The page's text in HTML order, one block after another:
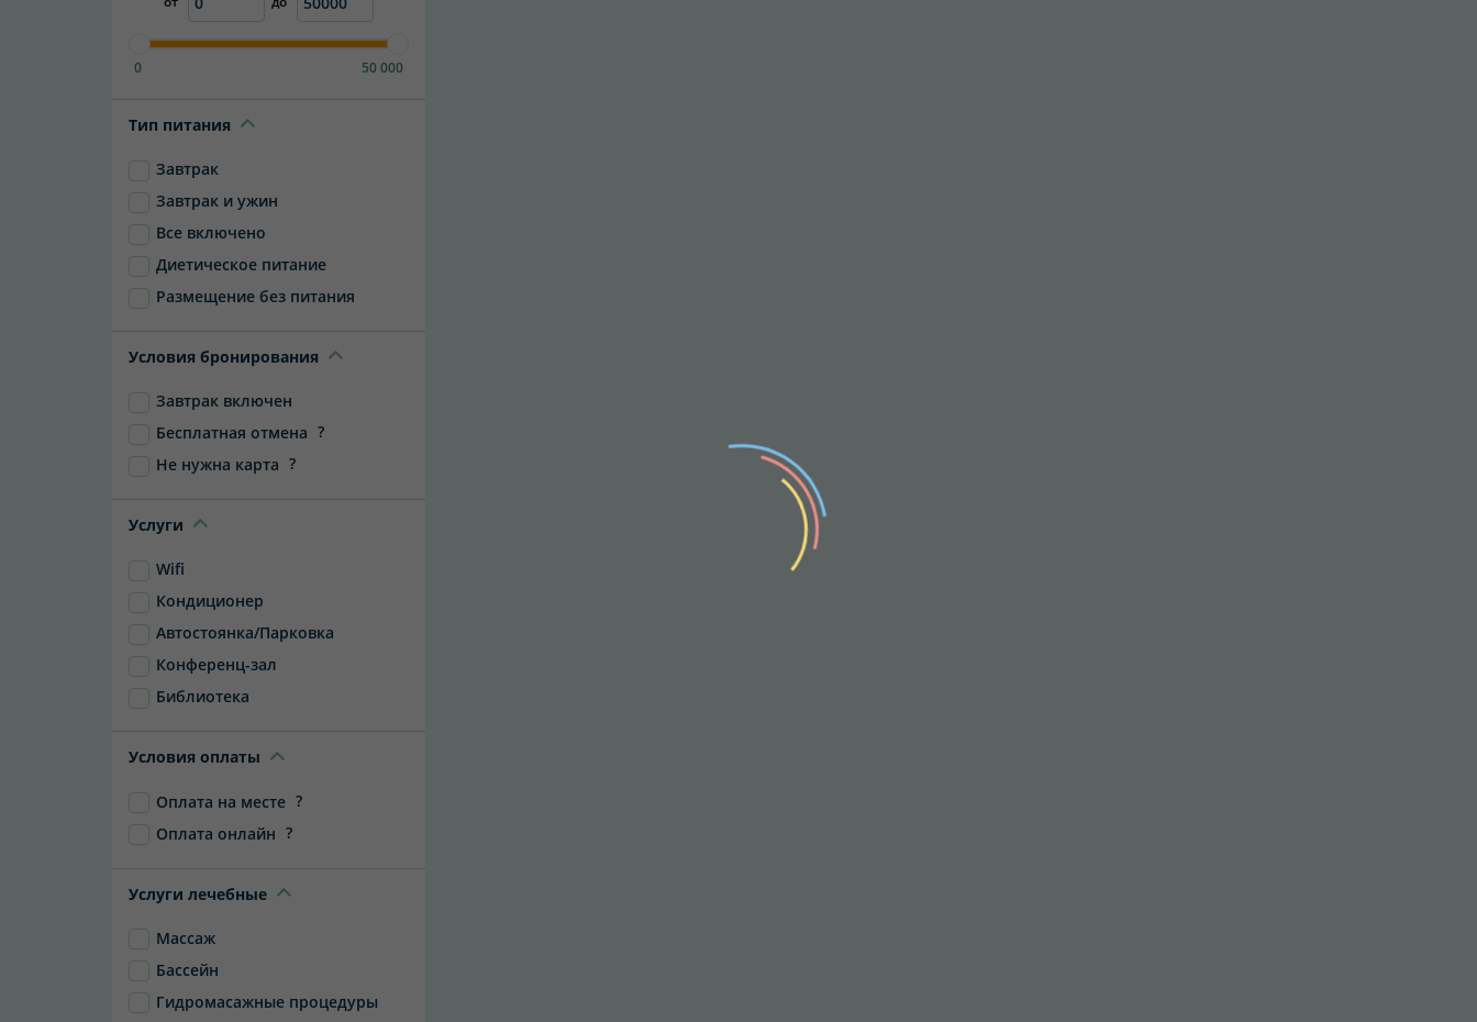
0 50 000
Тип питания
Завтрак
Завтрак и ужин
Все включено
Диетическое питание
Размещение без питания
Условия бронирования
Завтрак включен
Бесплатная отмена ?
Не нужна карта ?
Услуги
Wifi
Кондиционер
Автостоянка/Парковка
Конференц-зал
Библиотека
Условия оплаты
Оплата на месте ?
Оплата онлайн ?
Услуги лечебные
Массаж
Бассейн
Гидромасажные процедуры